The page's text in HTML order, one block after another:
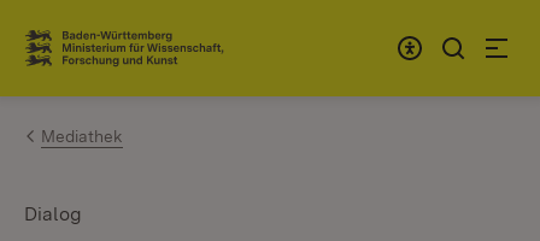
Zum Inhalt springen
Link zur Startseite
Mediathek
Dialog